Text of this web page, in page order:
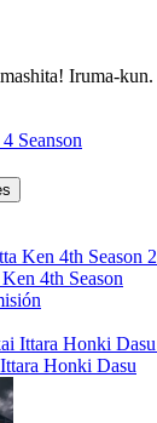
Iruma-kun.
2
4th Season
Honki Dasu